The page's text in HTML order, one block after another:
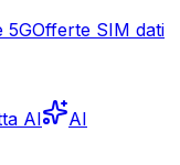
5GOfferte SIM dati
AI AI